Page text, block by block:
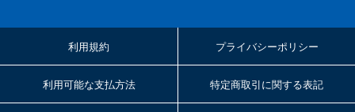
利用規約 プライバシーポリシー
利用可能な支払方法 特定商取引に関する表記